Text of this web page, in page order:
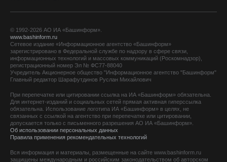
© 1992-2026 АО ИА «Башинформ».
www.bashinform.ru
Сетевое издание «Информационное агентство «Башинформ»
зарегистрировано в Федеральной службе по надзору в сфере связи,
информационных технологий и массовых коммуникаций (Роскомнадзор),
регистрационный номер Эл № ФС77-88040
Учредитель Акционерное общество "Информационное агентство "Башинформ"
Главный редактор Шарафутдинов Руслан Михайлович
При перепечатке или цитировании ссылка на ИА «Башинформ» обязательна.
Для интернет-изданий и социальных сетей прямая активная гиперссылка
обязательна. Использование логотипа ИА «Башинформ» в целях, не
связанных с ссылкой на агентство при перепечатке или цитировании,
допускается только с письменного разрешения АО ИА «Башинформ».
Об использовании персональных данных
Правила применения рекомендательных технологий
Вся информация и материалы, размещенные на сайте www.bashinform.ru
защищены международным и российским законодательством об авторском